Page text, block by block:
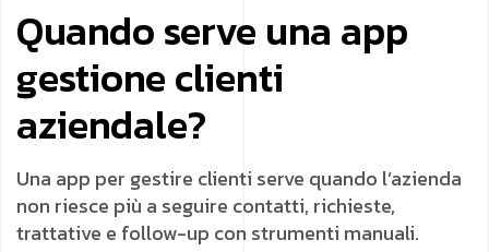
Quando serve una app
gestione clienti
aziendale?
Una app per gestire clienti serve quando l’azienda
non riesce più a seguire contatti, richieste,
trattative e follow-up con strumenti manuali.